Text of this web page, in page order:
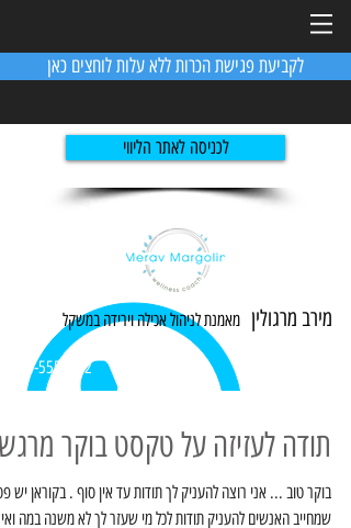
לקביעת פגישת הכרות ללא עלות לוחצים כאן
לכניסה לאתר הליווי
מירב מרגולין מאמנת לניהול אכילה וירידהבמשקל
054-5551982
תודה לעזיזה על טקסט בוקר
בוקר טוב ... אני רוצה להעניק לך תודות עד אין סוף . בקוראן יש